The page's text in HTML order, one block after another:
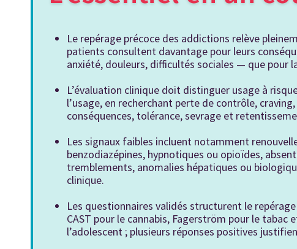
Le repérage précoce des addictions relève
patients consultent davantage pour leurs
anxiété, douleurs, difficultés sociales — que pour
L’évaluation clinique doit distinguer usage à
l’usage, en recherchant perte de contrôle,
conséquences, tolérance, sevrage et
Les signaux faibles incluent notamment
benzodiazépines, hypnotiques ou opioïdes,
tremblements, anomalies hépatiques ou
clinique.
Les questionnaires validés structurent le repérage
CAST pour le cannabis, Fagerström pour le tabac
l’adolescent ; plusieurs réponses positives